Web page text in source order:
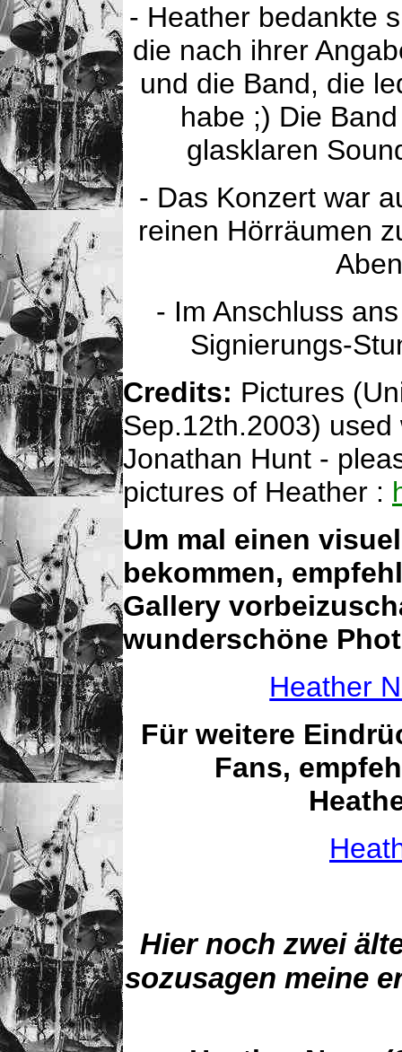
- Heather bedankte
die nach ihrer
und die Band, die
habe ;) Die
glasklaren
- Das Konzert war
reinen Hörräumen
- Im Anschluss
Signierungs-
Credits: Pictures
Sep.12th.2003)
Jonathan Hunt -
pictures of Heather :
Um mal einen
bekommen,
Gallery
wunderschöne
Heather
Für weitere
Fans,
Hier noch zwei
sozusagen meine